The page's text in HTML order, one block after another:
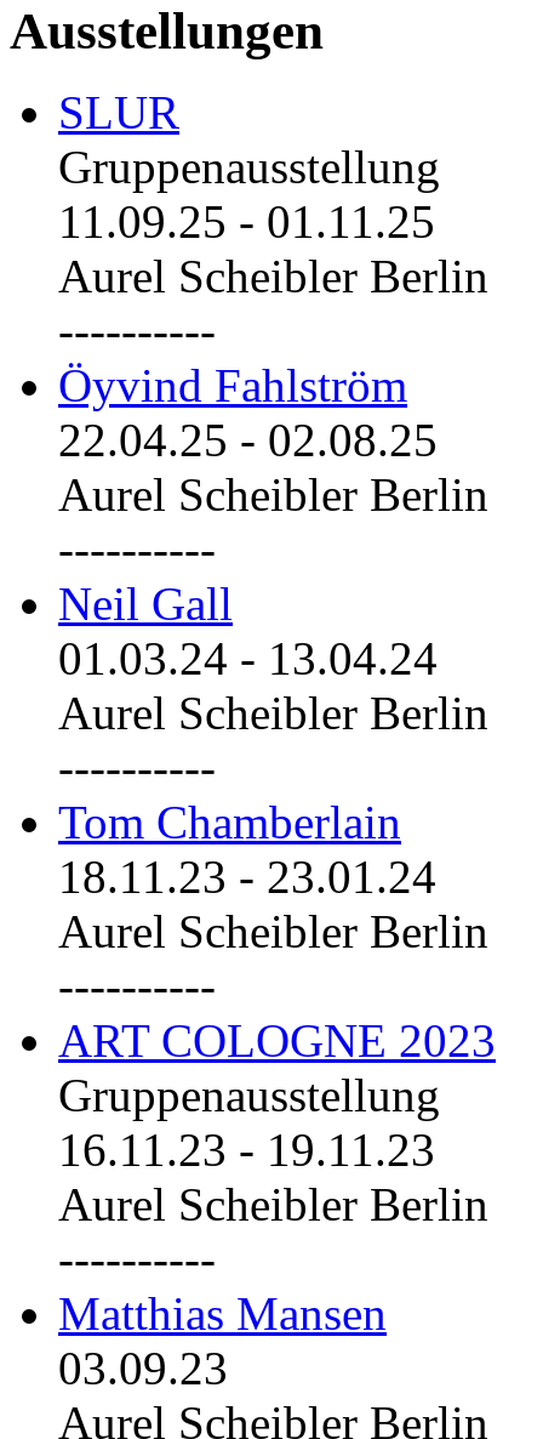
Ausstellungen
SLUR
Gruppenausstellung
11.09.25 - 01.11.25
Aurel Scheibler Berlin
----------
Öyvind Fahlström
22.04.25 - 02.08.25
Aurel Scheibler Berlin
----------
Neil Gall
01.03.24 - 13.04.24
Aurel Scheibler Berlin
----------
Tom Chamberlain
18.11.23 - 23.01.24
Aurel Scheibler Berlin
----------
ART COLOGNE 2023
Gruppenausstellung
16.11.23 - 19.11.23
Aurel Scheibler Berlin
----------
Matthias Mansen
03.09.23
Aurel Scheibler Berlin